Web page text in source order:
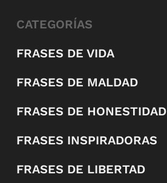
CATEGORÍAS
FRASES DE VIDA
FRASES DE MALDAD
FRASES DE HONESTIDAD
FRASES INSPIRADORAS
FRASES DE LIBERTAD